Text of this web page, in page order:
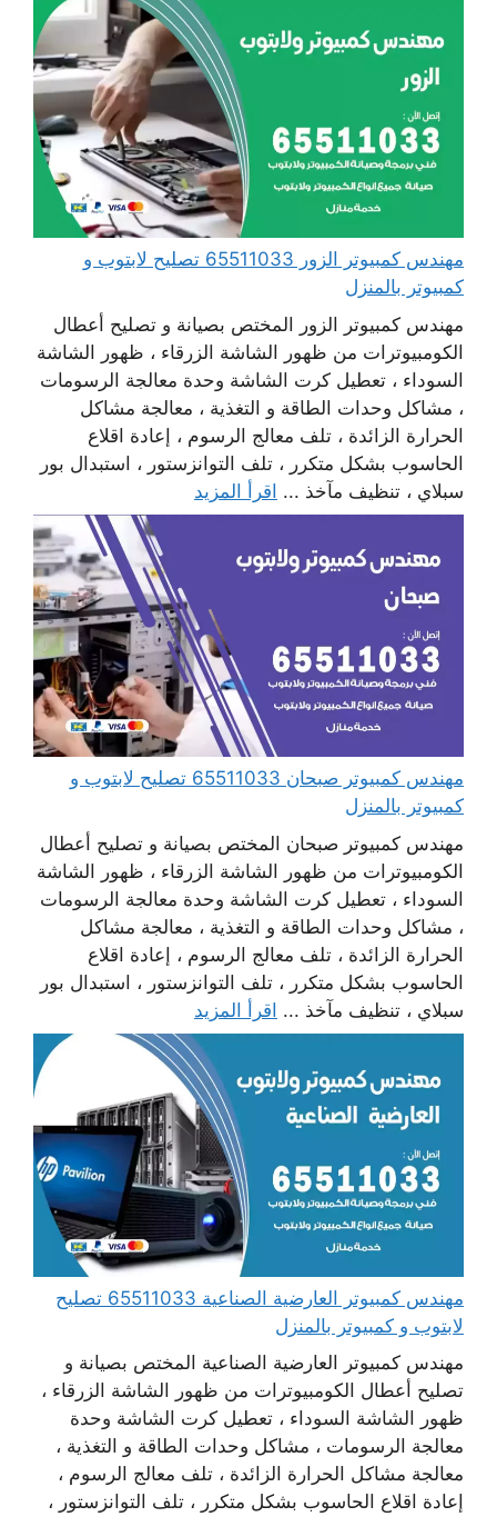
مهندس كمبيوتر الزور 65511033 تصليح لابتوب و
كمبيوتر بالمنزل
مهندس كمبيوتر الزور المختص بصيانة و تصليح أعطال
الكومبيوترات من ظهور الشاشة الزرقاء ، ظهور الشاشة
السوداء ، تعطيل كرت الشاشة وحدة معالجة الرسومات
، مشاكل وحدات الطاقة و التغذية ، معالجة مشاكل
الحرارة الزائدة ، تلف معالج الرسوم ، إعادة اقلاع
الحاسوب بشكل متكرر ، تلف التوانزستور ، استبدال بور
سبلاي ، تنظيف مآخذ ... اقرأ المزيد
مهندس كمبيوتر صبحان 65511033 تصليح لابتوب و
كمبيوتر بالمنزل
مهندس كمبيوتر صبحان المختص بصيانة و تصليح أعطال
الكومبيوترات من ظهور الشاشة الزرقاء ، ظهور الشاشة
السوداء ، تعطيل كرت الشاشة وحدة معالجة الرسومات
، مشاكل وحدات الطاقة و التغذية ، معالجة مشاكل
الحرارة الزائدة ، تلف معالج الرسوم ، إعادة اقلاع
الحاسوب بشكل متكرر ، تلف التوانزستور ، استبدال بور
سبلاي ، تنظيف مآخذ ... اقرأ المزيد
مهندس كمبيوتر العارضية الصناعية 65511033 تصليح
لابتوب و كمبيوتر بالمنزل
مهندس كمبيوتر العارضية الصناعية المختص بصيانة و
تصليح أعطال الكومبيوترات من ظهور الشاشة الزرقاء ،
ظهور الشاشة السوداء ، تعطيل كرت الشاشة وحدة
معالجة الرسومات ، مشاكل وحدات الطاقة و التغذية ،
معالجة مشاكل الحرارة الزائدة ، تلف معالج الرسوم ،
إعادة اقلاع الحاسوب بشكل متكرر ، تلف التوانزستور ،